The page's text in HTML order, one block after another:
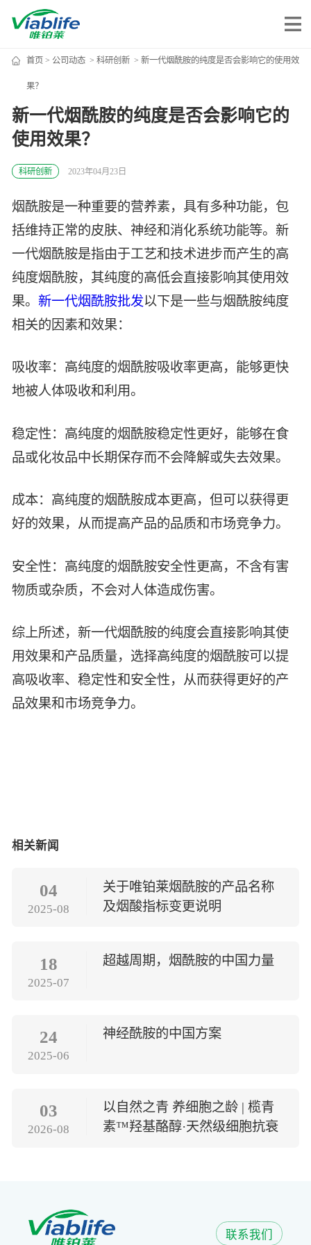
唯铂莱
公司介绍
公司团队
公司动态
加入我们
唯产品
美妆护肤
健康食品
生物基新材料
生物制药
其他
唯创新
智能生物乐高平台
鸿鹄实验室
可持续发展
社会责任
联系我们
首页 > 公司动态> 科研创新> 新一代烟酰胺的纯度是否会影响它的使用效
果？
新一代烟酰胺的纯度是否会影响它的
使用效果？
科研创新 2023年04月23日
烟酰胺是一种重要的营养素，具有多种功能，包
括维持正常的皮肤、神经和消化系统功能等。新
一代烟酰胺是指由于工艺和技术进步而产生的高
纯度烟酰胺，其纯度的高低会直接影响其使用效
果。新一代烟酰胺批发以下是一些与烟酰胺纯度
相关的因素和效果：
吸收率：高纯度的烟酰胺吸收率更高，能够更快
地被人体吸收和利用。
稳定性：高纯度的烟酰胺稳定性更好，能够在食
品或化妆品中长期保存而不会降解或失去效果。
成本：高纯度的烟酰胺成本更高，但可以获得更
好的效果，从而提高产品的品质和市场竞争力。
安全性：高纯度的烟酰胺安全性更高，不含有害
物质或杂质，不会对人体造成伤害。
综上所述，新一代烟酰胺的纯度会直接影响其使
用效果和产品质量，选择高纯度的烟酰胺可以提
高吸收率、稳定性和安全性，从而获得更好的产
品效果和市场竞争力。
相关新闻
04
2025-08
关于唯铂莱烟酰胺的产品名称
及烟酸指标变更说明
18
2025-07
超越周期，烟酰胺的中国力量
24
2025-06
神经酰胺的中国方案
03
2026-08
以自然之青 养细胞之龄 | 榄青
素™羟基酪醇·天然级细胞抗衰
联系我们